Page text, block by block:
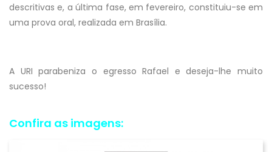
descritivas e, a última fase, em fevereiro, constituiu-se em
uma prova oral, realizada em Brasília.
A URI parabeniza o egresso Rafael e deseja-lhe muito
sucesso!
Confira as imagens: